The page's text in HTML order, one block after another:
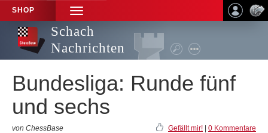
SHOP
TOGGLE
NAVIGATION
Schach
Nachrichten
Bundesliga: Runde fünf
und sechs
von ChessBase Gefällt mir! 0 Kommentare